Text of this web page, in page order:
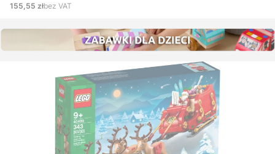
Cena
155,55 złbez VAT